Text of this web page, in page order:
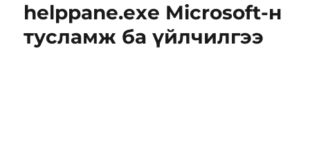
helppane.exe Microsoft-н
тусламж ба үйлчилгээ